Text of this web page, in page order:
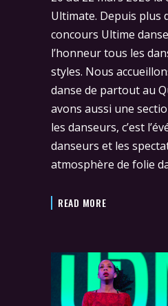
Ultimate. Depuis plus
concours Ultime
l’honneur tous les
styles. Nous
danse de partout au
avons aussi une
les danseurs, c’est
danseurs et les
atmosphère de folie
READ MORE